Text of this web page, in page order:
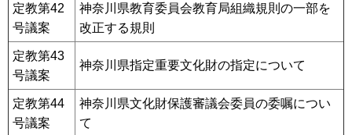
定教第42
号議案
神奈川県教育委員会教育局組織規則の一部を
改正する規則
定教第43
号議案
神奈川県指定重要文化財の指定について
定教第44
号議案
神奈川県文化財保護審議会委員の委嘱につい
て